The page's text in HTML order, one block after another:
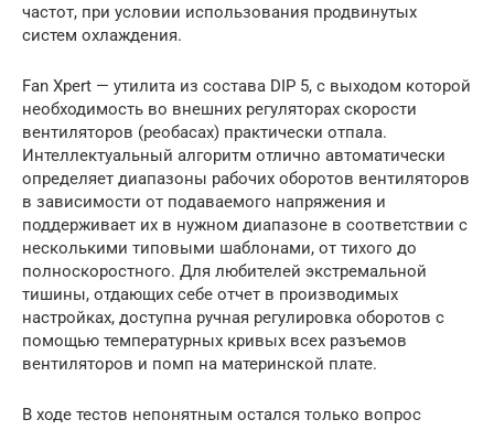
частот, при условии использования продвинутых
систем охлаждения.
Fan Xpert — утилита из состава DIP 5, с выходом которой
необходимость во внешних регуляторах скорости
вентиляторов (реобасах) практически отпала.
Интеллектуальный алгоритм отлично автоматически
определяет диапазоны рабочих оборотов вентиляторов
в зависимости от подаваемого напряжения и
поддерживает их в нужном диапазоне в соответствии с
несколькими типовыми шаблонами, от тихого до
полноскоростного. Для любителей экстремальной
тишины, отдающих себе отчет в производимых
настройках, доступна ручная регулировка оборотов с
помощью температурных кривых всех разъемов
вентиляторов и помп на материнской плате.
В ходе тестов непонятным остался только вопрос